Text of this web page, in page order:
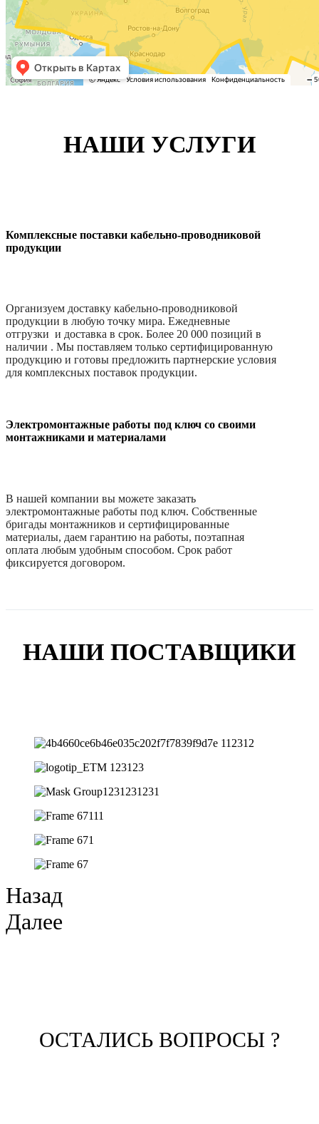
НАШИ УСЛУГИ
Комплексные поставки кабельно-проводниковой
продукции
Организуем доставку кабельно-проводниковой
продукции в любую точку мира. Ежедневные
отгрузки и доставка в срок. Более 20 000 позиций в
наличии . Мы поставляем только сертифицированную
продукцию и готовы предложить партнерские условия
для комплексных поставок продукции.
Электромонтажные работы под ключ со своими
монтажниками и материалами
В нашей компании вы можете заказать
электромонтажные работы под ключ. Собственные
бригады монтажников и сертифицированные
материалы, даем гарантию на работы, поэтапная
оплата любым удобным способом. Срок работ
фиксируется договором.
НАШИ ПОСТАВЩИКИ
Назад
Далее
ОСТАЛИСЬ ВОПРОСЫ ?